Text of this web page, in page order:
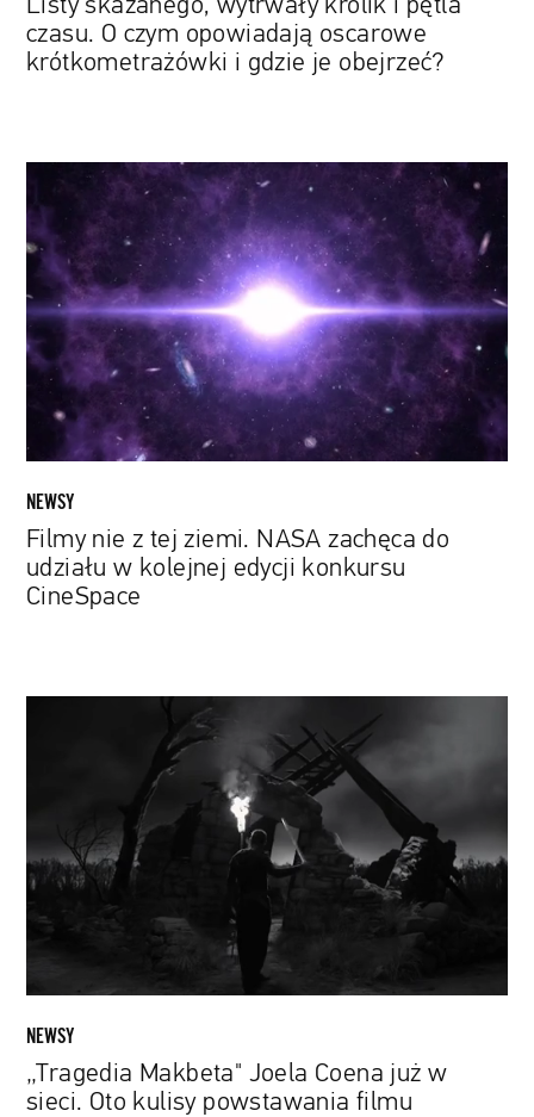
gdzie
je
obejrzeć?
Listy skazanego, wytrwały królik i pętla
czasu. O czym opowiadają oscarowe
krótkometrażówki i gdzie je obejrzeć?
NASA
zachęca
kolejnej
edycji
CineSpace
NEWSY
Filmy nie z tej ziemi. NASA zachęca do
udziału w kolejnej edycji konkursu
CineSpace
w
sieci.
filmu
NEWSY
„Tragedia Makbeta" Joela Coena już w
sieci. Oto kulisy powstawania filmu